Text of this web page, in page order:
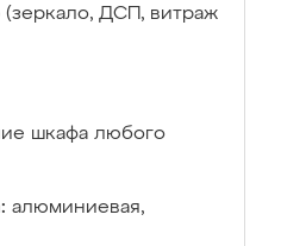
ДСП, витраж
шкафа любого
алюминиевая,